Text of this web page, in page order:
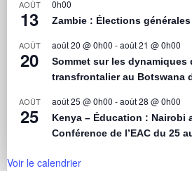
AOÛT
13
0h00
Zambie : Élections
AOÛT
20
août 20 @ 0h00 -août 21 @ 0h00
Sommet sur les dynamiques
transfrontalier au Botswana
AOÛT
25
août 25 @ 0h00 -août 28 @ 0h00
Kenya – Éducation : Nairobi
Conférence de l’EAC du 25
Voir le calendrier